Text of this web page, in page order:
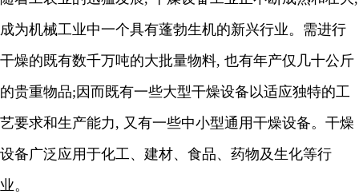
成为机械工业中一个具有蓬勃生机的新兴行业。需进行
干燥的既有数千万吨的大批量物料, 也有年产仅几十公斤
的贵重物品;因而既有一些大型干燥设备以适应独特的工
艺要求和生产能力, 又有一些中小型通用干燥设备。干燥
设备广泛应用于化工、建材、食品、药物及生化等行
业。